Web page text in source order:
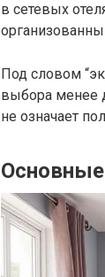
в сетевых
Под словом
выбора менее
не означает